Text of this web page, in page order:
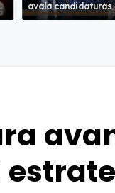
avala candidaturas